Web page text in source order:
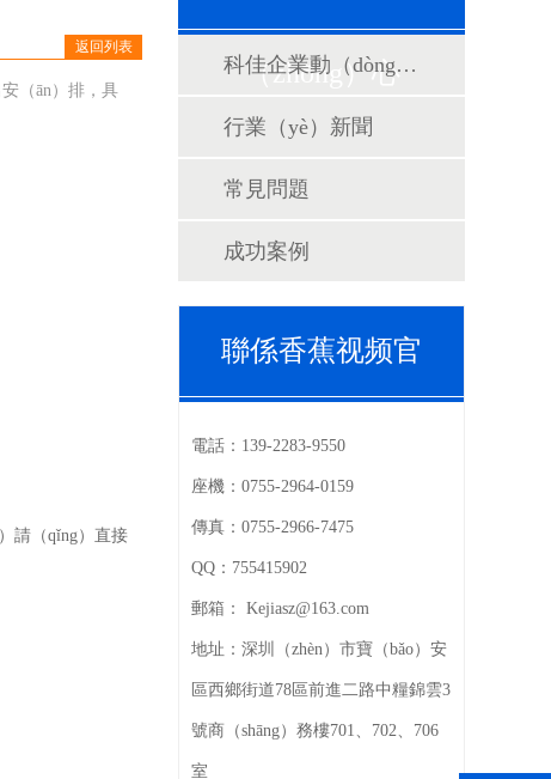
返回列表
（ān）排，具
請（qǐng）直接
（zhōng）心科佳企業動（dòng）態
行業（yè）新聞
常見問題
成功案例
聯係香蕉视频官
電話： 139-2283-9550
座機： 0755-2964-0159
傳真： 0755-2966-7475
QQ： 755415902
郵箱： Kejiasz@163.com
地址： 深圳（zhèn）市寶（bǎo）安
區西鄉街道78區前進二路中糧錦雲3
號商（shāng）務樓701、702、706
室